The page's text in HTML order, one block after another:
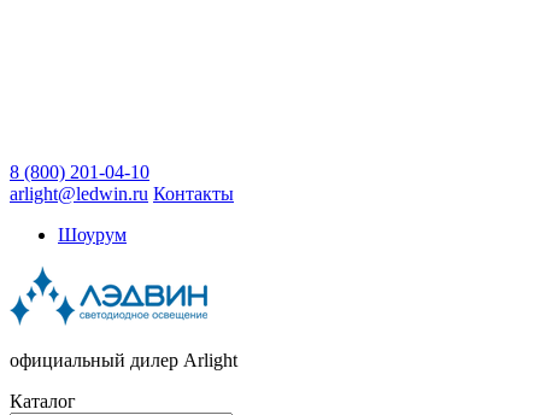
8 (800) 201-04-10
arlight@ledwin.ru Контакты
Шоурум
официальный дилер Arlight
Каталог